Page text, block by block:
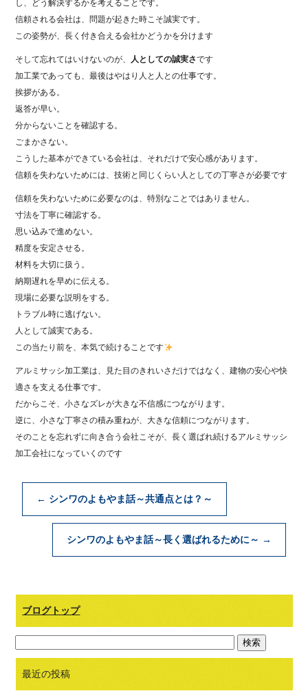
し、どう解決するかを考えることです。
信頼される会社は、問題が起きた時こそ誠実です。
この姿勢が、長く付き合える会社かどうかを分けます
そして忘れてはいけないのが、 人としての誠実さです
加工業であっても、最後はやはり人と人との仕事です。
挨拶がある。
返答が早い。
分からないことを確認する。
ごまかさない。
こうした基本ができている会社は、それだけで安心感があります。
信頼を失わないためには、技術と同じくらい人としての丁寧さが必要です
信頼を失わないために必要なのは、特別なことではありません。
寸法を丁寧に確認する。
思い込みで進めない。
精度を安定させる。
材料を大切に扱う。
納期遅れを早めに伝える。
現場に必要な説明をする。
トラブル時に逃げない。
人として誠実である。
この当たり前を、本気で続けることです
アルミサッシ加工業は、見た目のきれいさだけではなく、建物の安心や快
適さを支える仕事です。
だからこそ、小さなズレが大きな不信感につながります。
逆に、小さな丁寧さの積み重ねが、大きな信頼につながります。
そのことを忘れずに向き合う会社こそが、長く選ばれ続けるアルミサッシ
加工会社になっていくのです
← シンワのよもやま話～共通点とは？～
シンワのよもやま話～長く選ばれるために～ →
ブログトップ
最近の投稿